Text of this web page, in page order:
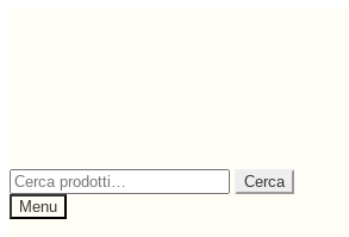
Cerca:
Cerca
Menu